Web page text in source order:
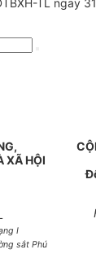
TL ngay
XÃ HỘI
I
sắt Phú